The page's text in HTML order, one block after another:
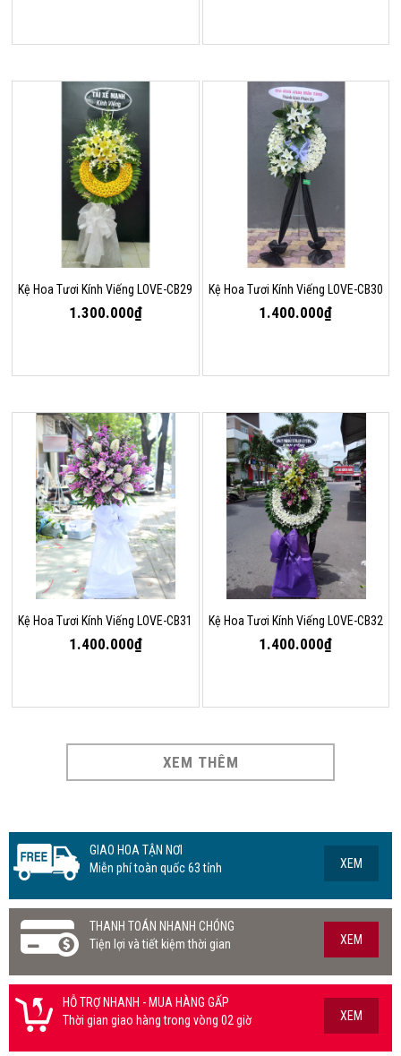
Kệ Hoa Tươi Kính Viếng LOVE-CB29
1.300.000₫
Kệ Hoa Tươi Kính Viếng LOVE-CB30
1.400.000₫
Kệ Hoa Tươi Kính Viếng LOVE-CB31
1.400.000₫
Kệ Hoa Tươi Kính Viếng LOVE-CB32
1.400.000₫
XEM THÊM
GIAO HOA TẬN NƠI
Miễn phí toàn quốc 63 tỉnh
XEM
THANH TOÁN NHANH CHÓNG
Tiện lợi và tiết kiệm thời gian
XEM
HỖ TRỢ NHANH - MUA HÀNG GẤP
Thời gian giao hàng trong vòng 02 giờ
XEM